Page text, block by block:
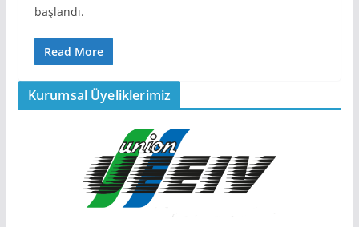
başlandı.
Read More
Kurumsal Üyeliklerimiz